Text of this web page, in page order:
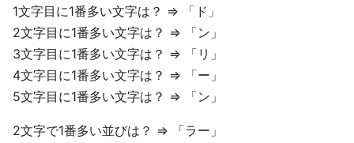
1文字目に1番多い文字は？ => 「ド」
2文字目に1番多い文字は？ => 「ン」
3文字目に1番多い文字は？ => 「リ」
4文字目に1番多い文字は？ => 「ー」
5文字目に1番多い文字は？ => 「ン」
2文字で1番多い並びは？ => 「ラー」